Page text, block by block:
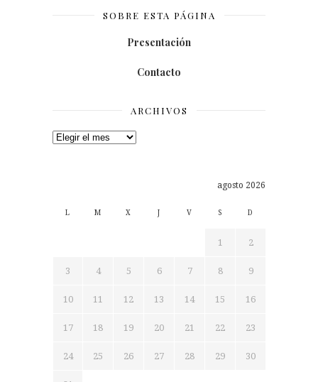
SOBRE ESTA PÁGINA
Presentación
Contacto
ARCHIVOS
Archivos
agosto 2026
L M X J V S D
1 2
3 4 5 6 7 8 9
10 11 12 13 14 15 16
17 18 19 20 21 22 23
24 25 26 27 28 29 30